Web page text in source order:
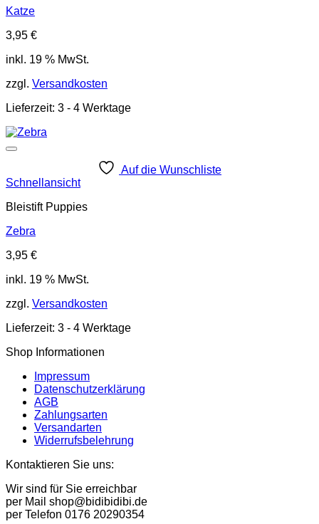
Katze
3,95 €
inkl. 19 % MwSt.
zzgl. Versandkosten
Lieferzeit: 3 - 4 Werktage
Auf die Wunschliste
Schnellansicht
Bleistift Puppies
Zebra
3,95 €
inkl. 19 % MwSt.
zzgl. Versandkosten
Lieferzeit: 3 - 4 Werktage
Shop Informationen
Impressum
Datenschutzerklärung
AGB
Zahlungsarten
Versandarten
Widerrufsbelehrung
Kontaktieren Sie uns:
Wir sind für Sie erreichbar
per Mail shop@bidibidibi.de
per Telefon 0176 20290354